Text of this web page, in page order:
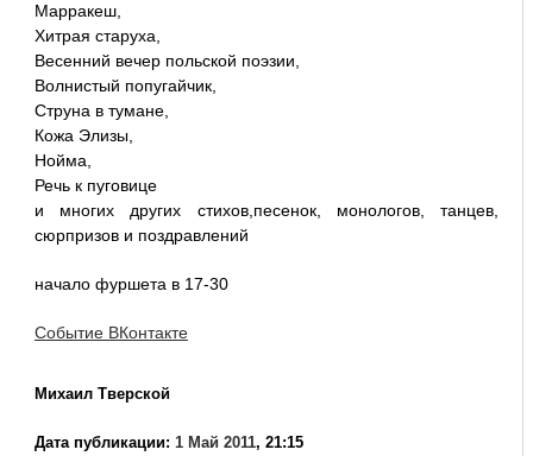
Марракеш,
Хитрая старуха,
Весенний вечер польской поэзии,
Волнистый попугайчик,
Струна в тумане,
Кожа Элизы,
Нойма,
Речь к пуговице
и многих других стихов,песенок, монологов, танцев,
сюрпризов и поздравлений
начало фуршета в 17-30
Событие ВКонтакте
Михаил Тверской
Дата публикации: 1 Май 2011, 21:15